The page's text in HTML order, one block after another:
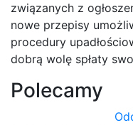
związanych z
nowe przepisy
procedury
dobrą wolę spłaty
Polecamy